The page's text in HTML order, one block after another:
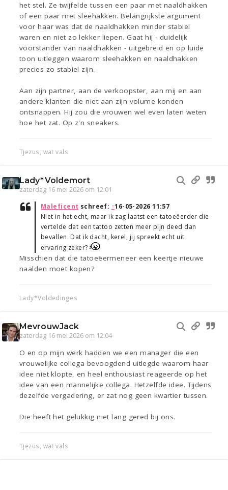
het stel. Ze twijfelde tussen een paar met naaldhakken
of een paar met sleehakken. Belangrijkste argument
voor haar was dat de naaldhakken minder stabiel
waren en niet zo lekker liepen. Gaat hij - duidelijk
voorstander van naaldhakken - uitgebreid en op luide
toon uitleggen waarom sleehakken en naaldhakken
precies zo stabiel zijn.
Aan zijn partner, aan de verkoopster, aan mij en aan
andere klanten die niet aan zijn volume konden
ontsnappen. Hij zou die vrouwen wel even laten weten
hoe het zat. Op z'n sneakers.
Tjezus, wat vals
Lady*Voldemort
zaterdag 16 mei 2026 om 12:01
Maleficent schreef: ↑16-05-2026 11:57
Niet in het echt, maar ik zag laatst een tatoeëerder die
vertelde dat een tattoo zetten meer pijn deed dan
bevallen. Dat ik dacht, kerel, jij spreekt echt uit
ervaring zeker?
Misschien dat die tatoeëermeneer een keertje nieuwe
naalden moet kopen?
Lady*Voldedinges
MevrouwJack
zaterdag 16 mei 2026 om 12:04
O en op mijn werk hadden we een manager die een
vrouwelijke collega bevoogdend uitlegde waarom haar
idee niet klopte, en heel enthousiast reageerde op het
idee van een mannelijke collega. Hetzelfde idee. Tijdens
dezelfde vergadering, er zat nog geen kwartier tussen.
Die heeft het gelukkig niet lang gered bij ons.
Tjezus, wat vals